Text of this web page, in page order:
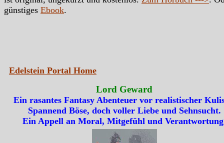
günstiges Ebook.
Edelstein Portal Home
Lord Geward
Ein rasantes Fantasy Abenteuer vor realistischer
Spannend Böse, doch voller Liebe und Sehnsucht.
Ein Appell an Moral, Mitgefühl und